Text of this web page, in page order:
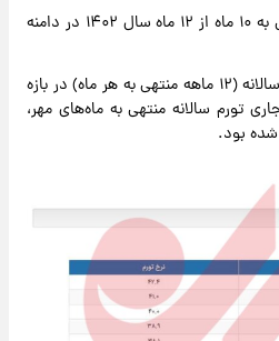
همچنین نرخ تورم سالانه منتهی به ۱۰ ماه از ۱۲ ماه سال ۱۴۰۲ در دامنه
طی ۶ ماه نخست امسال تورم سالانه (۱۲ ماهه منتهی به هر ماه) در بازه
جاری تورم سالانه منتهی به ماه‌های مهر،